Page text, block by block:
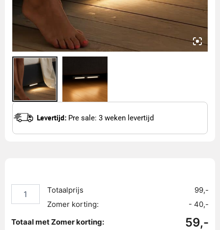
Levertijd: Pre sale: 3 weken levertijd
Totaalprijs
99,-
Zomer korting:
- 40,-
Totaal met Zomer korting:
59,-